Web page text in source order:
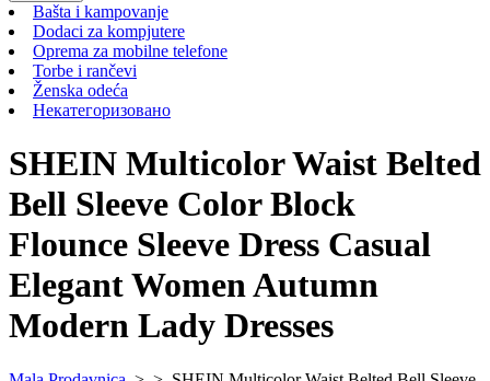
Bašta i kampovanjeBašta
i
kampovanje
Dodaci za kompjutereDodaci
za
Oprema za mobilne telefoneOprema
Torbe i rančevi
rančevi
Ženska odeća
odeća
НекатегоризованоНекатегоризовано
SHEIN Multicolor Waist Belted
Bell Sleeve Color Block
Flounce Sleeve Dress Casual
Elegant Women Autumn
Modern Lady Dresses